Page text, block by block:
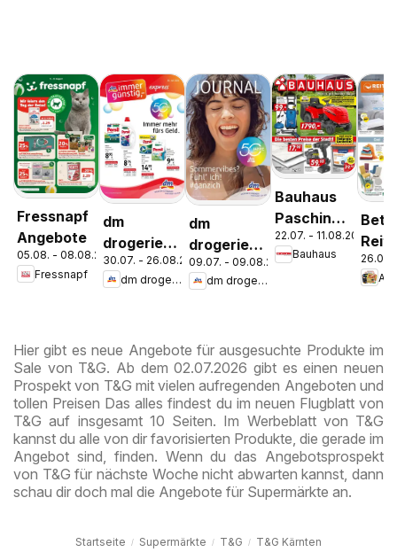
Fressnapf
Angebote
05.08. - 08.08.2026
Fressnapf
dm
drogerie
markt
Journal
30.07. - 26.08.2026
dm drogerie markt
dm
drogerie
markt
Journal
09.07. - 09.08.2026
dm drogerie markt
Bauhaus
Pasching,
Wels,
Steyr
22.07. - 11.08.2026
Bauhaus
26.07.
Hier gibt es neue Angebote für ausgesuchte Produkte im
Sale von T&G. Ab dem 02.07.2026 gibt es einen neuen
Prospekt von T&G mit vielen aufregenden Angeboten und
tollen Preisen Das alles findest du im neuen Flugblatt von
T&G auf insgesamt 10 Seiten. Im Werbeblatt von T&G
kannst du alle von dir favorisierten Produkte, die gerade im
Angebot sind, finden. Wenn du das Angebotsprospekt
von T&G für nächste Woche nicht abwarten kannst, dann
schau dir doch mal die Angebote für Supermärkte an.
Startseite Supermärkte T&G T&G Kärnten